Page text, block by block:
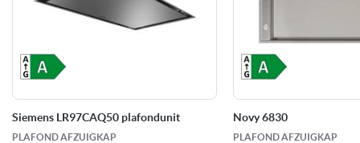
Kenmerken afzuigkappen
Afzuiging: Recirculatie geschikt
HomeConnect/ Wifi App bediening
Siemens LR97CAQ50 plafondunit
PLAFOND AFZUIGKAP
Novy 6830
PLAFOND AFZUIGKAP